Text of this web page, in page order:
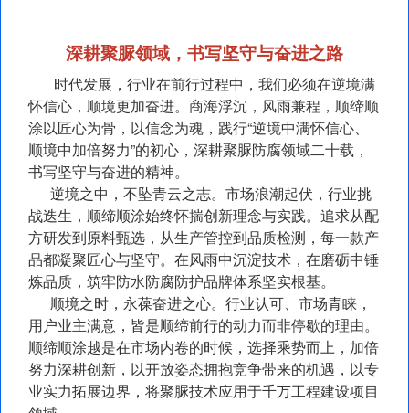
深耕聚脲领域，书写坚守与奋进之路
时代发展，行业在前行过程中，我们必须在逆境满
怀信心，顺境更加奋进。商海浮沉，风雨兼程，顺缔顺
涂以匠心为骨，以信念为魂，践行“逆境中满怀信心、
顺境中加倍努力”的初心，深耕聚脲防腐领域二十载，
书写坚守与奋进的精神。
逆境之中，不坠青云之志。市场浪潮起伏，行业挑
战迭生，顺缔顺涂始终怀揣创新理念与实践。追求从配
方研发到原料甄选，从生产管控到品质检测，每一款产
品都凝聚匠心与坚守。在风雨中沉淀技术，在磨砺中锤
炼品质，筑牢防水防腐防护品牌体系坚实根基。
顺境之时，永葆奋进之心。行业认可、市场青睐，
用户业主满意，皆是顺缔前行的动力而非停歇的理由。
顺缔顺涂越是在市场内卷的时候，选择乘势而上，加倍
努力深耕创新，以开放姿态拥抱竞争带来的机遇，以专
业实力拓展边界，将聚脲技术应用于千万工程建设项目